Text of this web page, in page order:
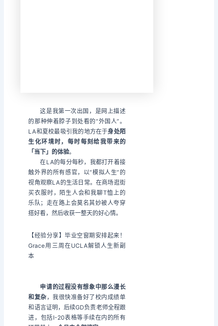
这是我第一次出国，是网上描述
的那种伸着脖子到处看的“外国人”。
LA和夏校最吸引我的地方在于身处陌
生化环境时，每时每刻给我带来的
「当下」的体验。
在LA的每分每秒，我都打开着接
触外界的所有感官，以“模拟人生”的
视角观察LA的生活日常。在商场逛街
买衣服时，陌生人会和我聊T恤上的
乐队；走在路上会莫名其妙被人夸穿
搭好看，然后收获一整天的好心情。
【经验分享】毕业空窗期安排起来！
Grace用三周在UCLA解锁人生新副
本
申请的过程没有想象中那么漫长
和复杂 ，我很快准备好了校内成绩单
和语言证明，后续GD负责老师全程跟
进，包括I-20表格等手续在内的所有